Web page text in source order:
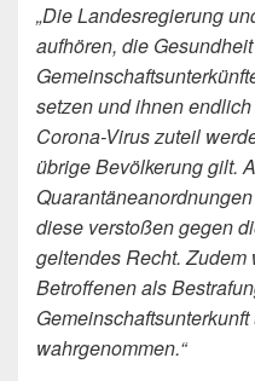
„Die Landesregierung
aufhören, die
Gemeinschaf
setzen und ihnen endlich
Corona-Virus zuteil
übrige Bevölkerung gilt.
diese verstoßen gegen
geltendes Recht.
Betroffenen als
wahrgenommen.“